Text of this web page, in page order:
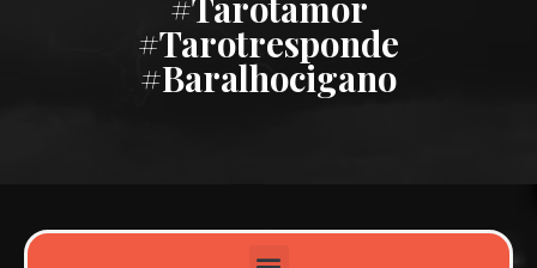
#tarotresponde
#baralhocigano